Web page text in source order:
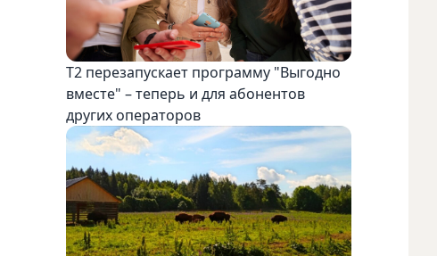
Т2 перезапускает программу "Выгодно
вместе" – теперь и для абонентов
других операторов